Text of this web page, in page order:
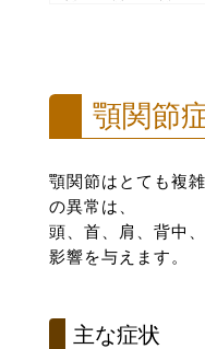
顎関節
顎関節はとても複
の異常は、
頭、首、肩、背中
影響を与えます。
主な症状